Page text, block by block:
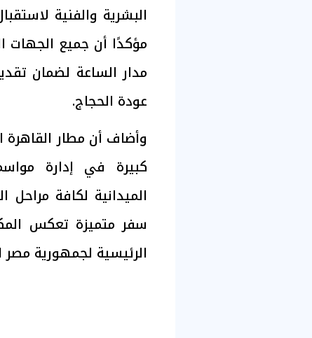
البشرية والفنية
مؤكدًا أن جميع الجهات
مدار الساعة لضمان
عودة الحجاج.
وأضاف أن مطار القاهرة
كبيرة في إدارة
الميدانية لكافة
سفر متميزة تعكس
الرئيسية لجمهورية مصر